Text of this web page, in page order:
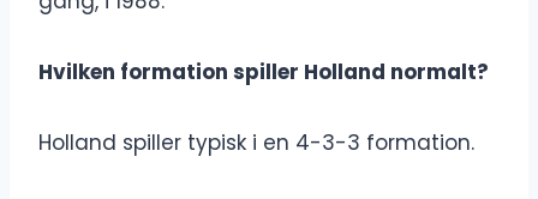
Hvilken formation spiller Holland normalt?
Holland spiller typisk i en 4-3-3 formation.